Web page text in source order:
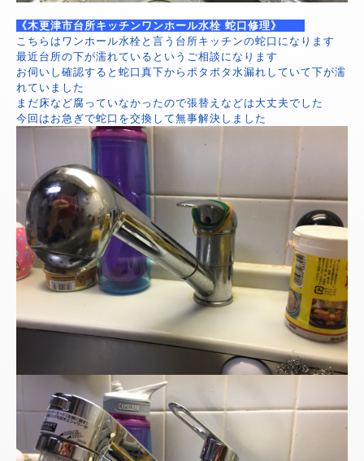
《木更津市台所キッチンワンホール水栓 蛇口修理》
こちらはワンホール水栓と言う台所キッチンの蛇口になります
最近台所の下が濡れているというご相談になります
お伺いし確認すると蛇口真下からポタポタ水漏れしていて下が濡
れていました
まだ床など腐っていなかったので張替えなどは大丈夫でした
今回はお急ぎで蛇口を交換して無事解決しました